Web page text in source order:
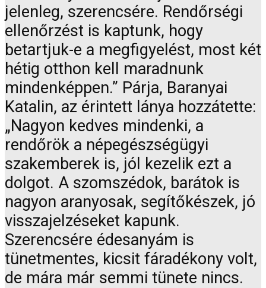
jelenleg, szerencsére. Rendőrségi
ellenőrzést is kaptunk, hogy
betartjuk-e a megfigyelést, most két
hétig otthon kell maradnunk
mindenképpen.” Párja, Baranyai
Katalin, az érintett lánya hozzátette:
„Nagyon kedves mindenki, a
rendőrök a népegészségügyi
szakemberek is, jól kezelik ezt a
dolgot. A szomszédok, barátok is
nagyon aranyosak, segítőkészek, jó
visszajelzéseket kapunk.
Szerencsére édesanyám is
tünetmentes, kicsit fáradékony volt,
de mára már semmi tünete nincs.